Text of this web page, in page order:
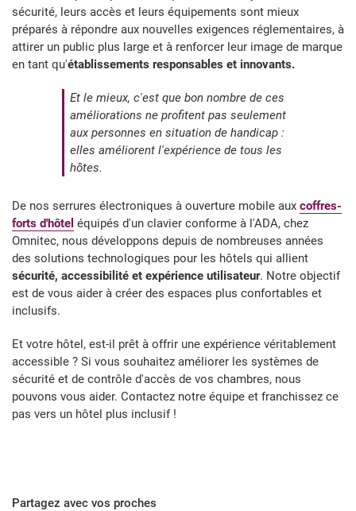
sécurité, leurs accès et leurs équipements sont mieux
préparés à répondre aux nouvelles exigences réglementaires, à
attirer un public plus large et à renforcer leur image de marque
en tant qu'établissements responsables et innovants.
Et le mieux, c'est que bon nombre de ces
améliorations ne profitent pas seulement
aux personnes en situation de handicap :
elles améliorent l'expérience de tous les
hôtes.
De nos serrures électroniques à ouverture mobile aux coffres-
forts d'hôtel équipés d'un clavier conforme à l'ADA, chez
Omnitec, nous développons depuis de nombreuses années
des solutions technologiques pour les hôtels qui allient
sécurité, accessibilité et expérience utilisateur. Notre objectif
est de vous aider à créer des espaces plus confortables et
inclusifs.
Et votre hôtel, est-il prêt à offrir une expérience véritablement
accessible ? Si vous souhaitez améliorer les systèmes de
sécurité et de contrôle d'accès de vos chambres, nous
pouvons vous aider. Contactez notre équipe et franchissez ce
pas vers un hôtel plus inclusif !
Partagez avec vos proches